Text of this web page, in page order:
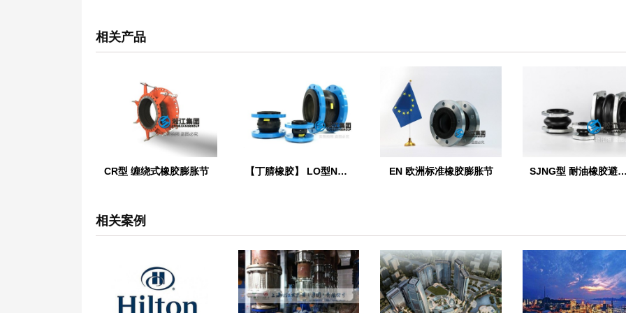
相关产品
CR型 缠绕式橡胶膨胀节 【丁腈橡胶】 LO型NBR液压耐油橡胶接头 EN 欧洲标准橡胶膨胀节 SJNG型 耐油橡
相关案例